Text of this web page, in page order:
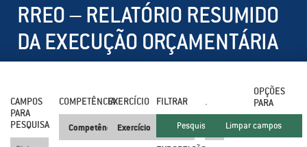
RREO – RELATÓRIO RESUMIDO
DA EXECUÇÃO ORÇAMENTÁRIA
CAMPOS
PARA
PESQUISA
COMPETÊNCIAEXERCÍCIO FILTRAR .
OPÇÕES
PARA